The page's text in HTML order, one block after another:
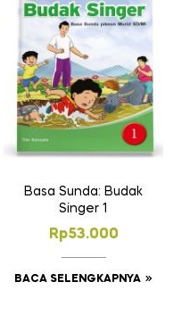
Basa Sunda: Budak
Singer 1
Rp53.000
BACA SELENGKAPNYA